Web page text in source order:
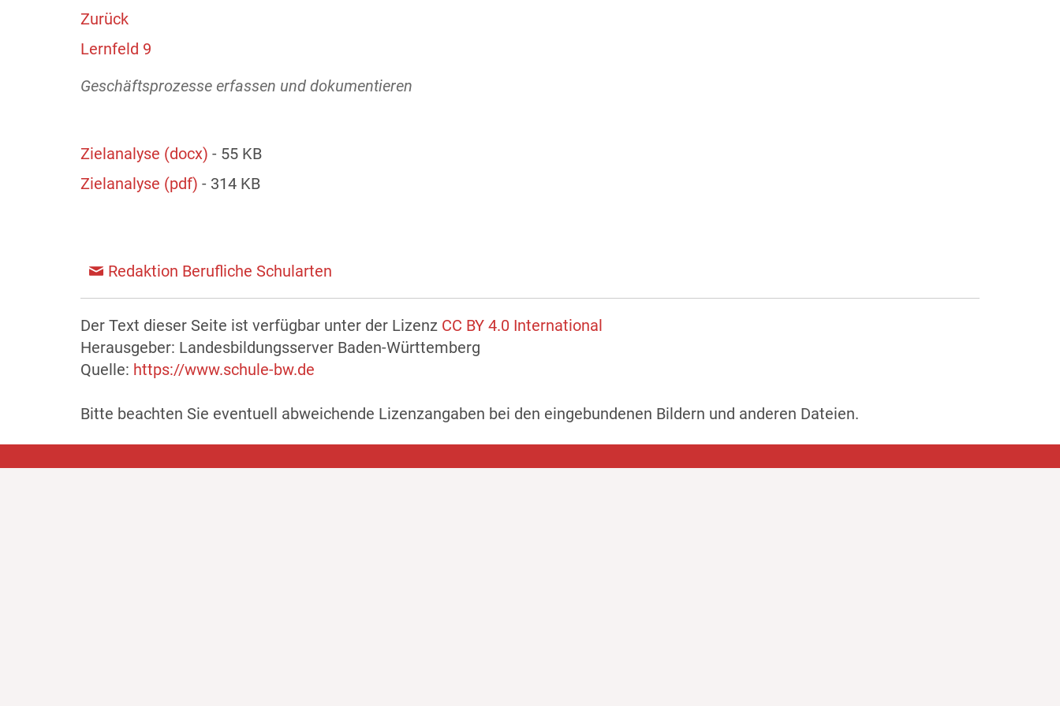
Zurück
Lernfeld 9
Geschäftsprozesse erfassen und dokumentieren
Zielanalyse (docx) - 55 KB
Zielanalyse (pdf) - 314 KB
Redaktion Berufliche Schularten
Der Text dieser Seite ist verfügbar unter der Lizenz CC BY 4.0 International
Herausgeber: Landesbildungsserver Baden-Württemberg
Quelle: https://www.schule-bw.de
Bitte beachten Sie eventuell abweichende Lizenzangaben bei den eingebundenen Bildern und anderen Dateien.